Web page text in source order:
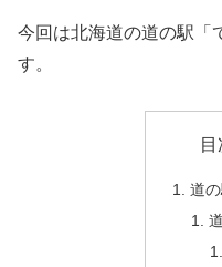
今回は北海道の道の駅「
す。
目
道の